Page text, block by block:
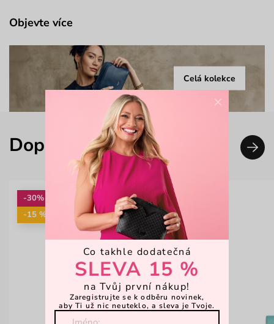
Objevte více
Celá kolekce
Doplň svůj look
-30%
-15 %: KAB15
×
Co takhle dodatečná
SLEVA 15 %
na Tvůj první nákup!
Zaregistrujte se k odběru novinek,
aby Ti už nic neuteklo, a sleva je Tvoje.